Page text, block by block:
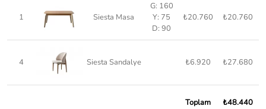
1 Siesta Masa
G: 160
Y: 75
D: 90
₺20.760 ₺20.760
4 Siesta Sandalye ₺6.920 ₺27.680
Toplam ₺48.440